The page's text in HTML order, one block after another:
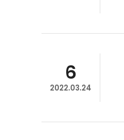
6
2022.03.24